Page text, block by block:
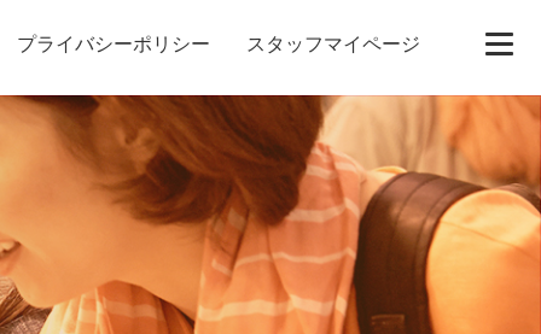
プライバシーポリシー スタッフマイページ